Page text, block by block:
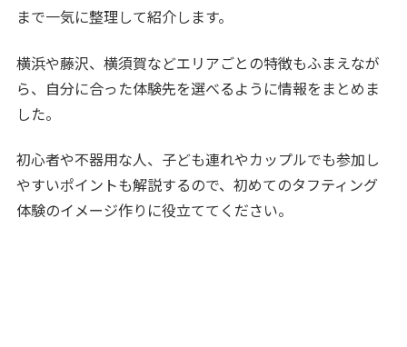
まで一気に整理して紹介します。
横浜や藤沢、横須賀などエリアごとの特徴もふまえなが
ら、自分に合った体験先を選べるように情報をまとめま
した。
初心者や不器用な人、子ども連れやカップルでも参加し
やすいポイントも解説するので、初めてのタフティング
体験のイメージ作りに役立ててください。